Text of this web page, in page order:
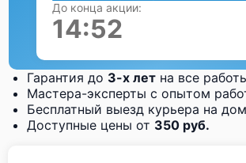
Гарантия до 3-х лет на все
Мастера-эксперты с опытом
Бесплатный выезд курьера на
Доступные цены от 350 руб.
До конца акции:
14:51